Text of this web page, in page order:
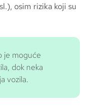
osim rizika koji su
je moguće
dok neka
vozila.